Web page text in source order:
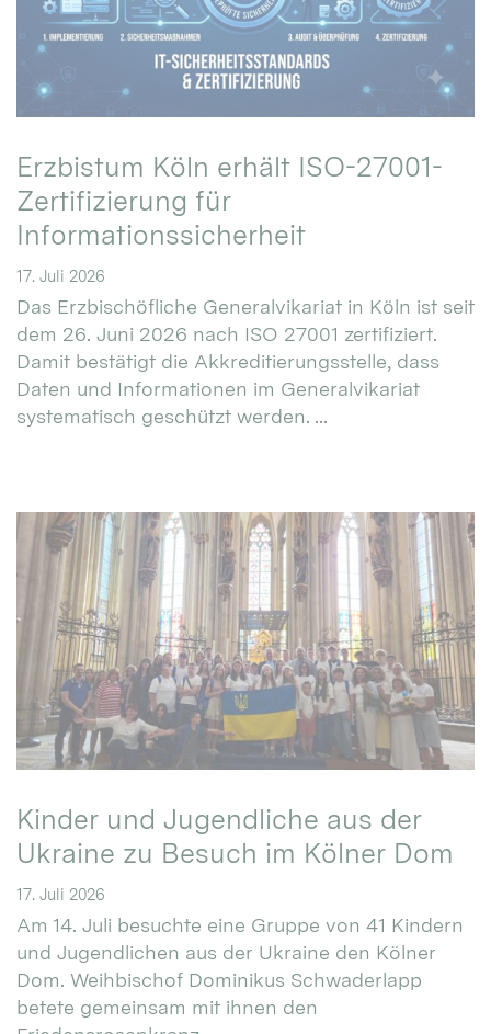
Erzbistum Köln erhält ISO-27001-
Zertifizierung für
Informationssicherheit
17. Juli 2026
Das Erzbischöfliche Generalvikariat in Köln ist seit
dem 26. Juni 2026 nach ISO 27001 zertifiziert.
Damit bestätigt die Akkreditierungsstelle, dass
Daten und Informationen im Generalvikariat
systematisch geschützt werden. ...
Kinder und Jugendliche aus der
Ukraine zu Besuch im Kölner Dom
17. Juli 2026
Am 14. Juli besuchte eine Gruppe von 41 Kindern
und Jugendlichen aus der Ukraine den Kölner
Dom. Weihbischof Dominikus Schwaderlapp
betete gemeinsam mit ihnen den